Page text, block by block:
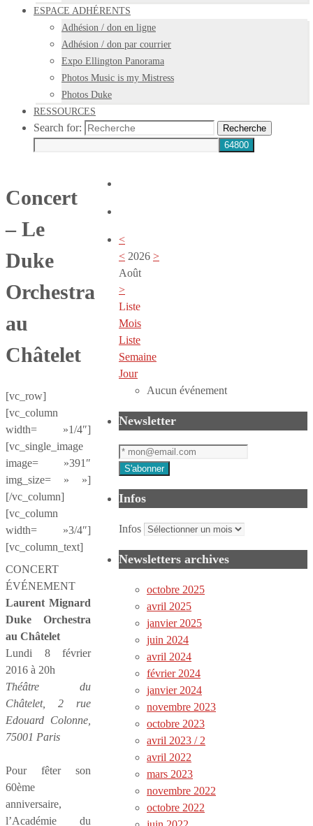
ESPACE ADHÉRENTS
Adhésion / don en ligne
Adhésion / don par courrier
Expo Ellington Panorama
Photos Music is my Mistress
Photos Duke
RESSOURCES
Search for: Recherche
Concert
– Le
Duke
Orchestra
au
Châtelet
[vc_row]
[vc_column
width= »1/4″]
[vc_single_image
image= »391″
img_size= » »]
[/vc_column]
[vc_column
width= »3/4″]
[vc_column_text]
CONCERT
ÉVÉNEMENT
Laurent Mignard
Duke Orchestra
au Châtelet
Lundi 8 février
2016 à 20h
Théâtre du
Châtelet, 2 rue
Edouard Colonne,
75001 Paris
Pour fêter son
60ème
anniversaire,
l’Académie du
<
< 2026 >
Août
>
Liste
Mois
Liste
Semaine
Jour
Aucun événement
Newsletter
Infos
Infos
Newsletters archives
octobre 2025
avril 2025
janvier 2025
juin 2024
avril 2024
février 2024
janvier 2024
novembre 2023
octobre 2023
avril 2023 / 2
avril 2022
mars 2023
novembre 2022
octobre 2022